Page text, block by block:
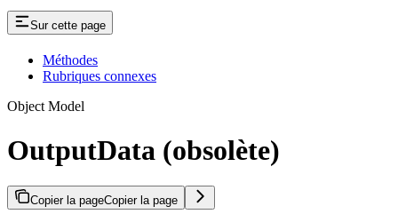
Sur cette page
Méthodes
Rubriques connexes
Object Model
OutputData (obsolète)
Copier la pageCopier la page